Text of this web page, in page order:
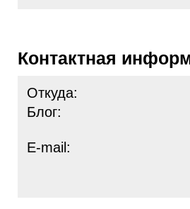
Контактная
Откуда:
Блог:
E-mail: